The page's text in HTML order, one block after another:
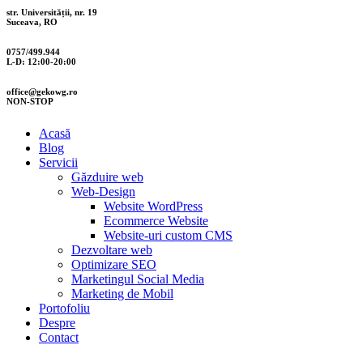
str. Universității, nr. 19
Suceava, RO
0757/499.944
L-D: 12:00-20:00
office@gekowg.ro
NON-STOP
Acasă
Blog
Servicii
Găzduire web
Web-Design
Website WordPress
Ecommerce Website
Website-uri custom CMS
Dezvoltare web
Optimizare SEO
Marketingul Social Media
Marketing de Mobil
Portofoliu
Despre
Contact